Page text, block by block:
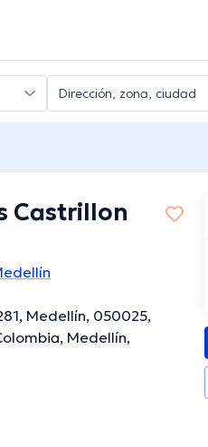
Castrillon
Medellín, 050025,
Medellín,